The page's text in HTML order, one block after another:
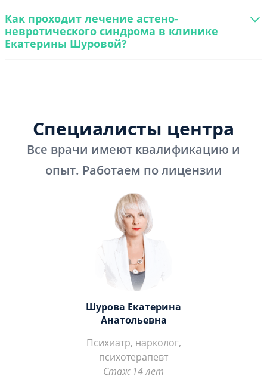
Как проходит лечение астено-
невротического синдрома в клинике
Екатерины Шуровой?
Специалисты центра
Все врачи имеют квалификацию и
опыт. Работаем по лицензии
Шурова Екатерина
Анатольевна
Психиатр, нарколог,
психотерапевт
Стаж 14 лет